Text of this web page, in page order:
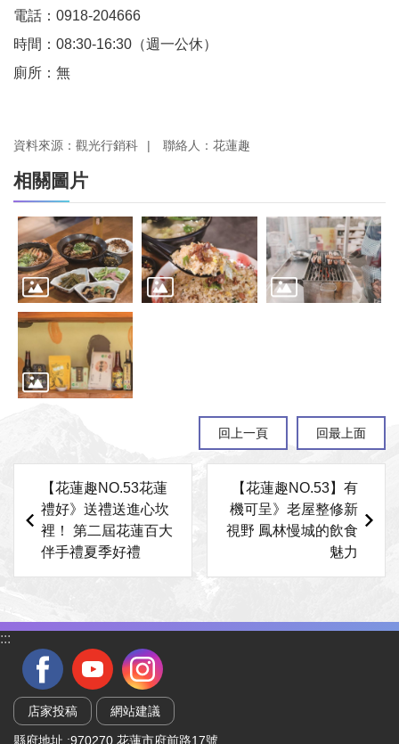
電話：0918-204666
時間：08:30-16:30（週一公休）
廁所：無
資料來源：觀光行銷科 聯絡人：花蓮趣
相關圖片
回上一頁 回最上面
【花蓮趣NO.53花蓮
禮好》送禮送進心坎
裡！ 第二屆花蓮百大
伴手禮夏季好禮
【花蓮趣NO.53】有
機可呈》老屋整修新
視野 鳳林慢城的飲食
魅力
:::
店家投稿 網站建議
縣府地址 :970270 花蓮市府前路17號